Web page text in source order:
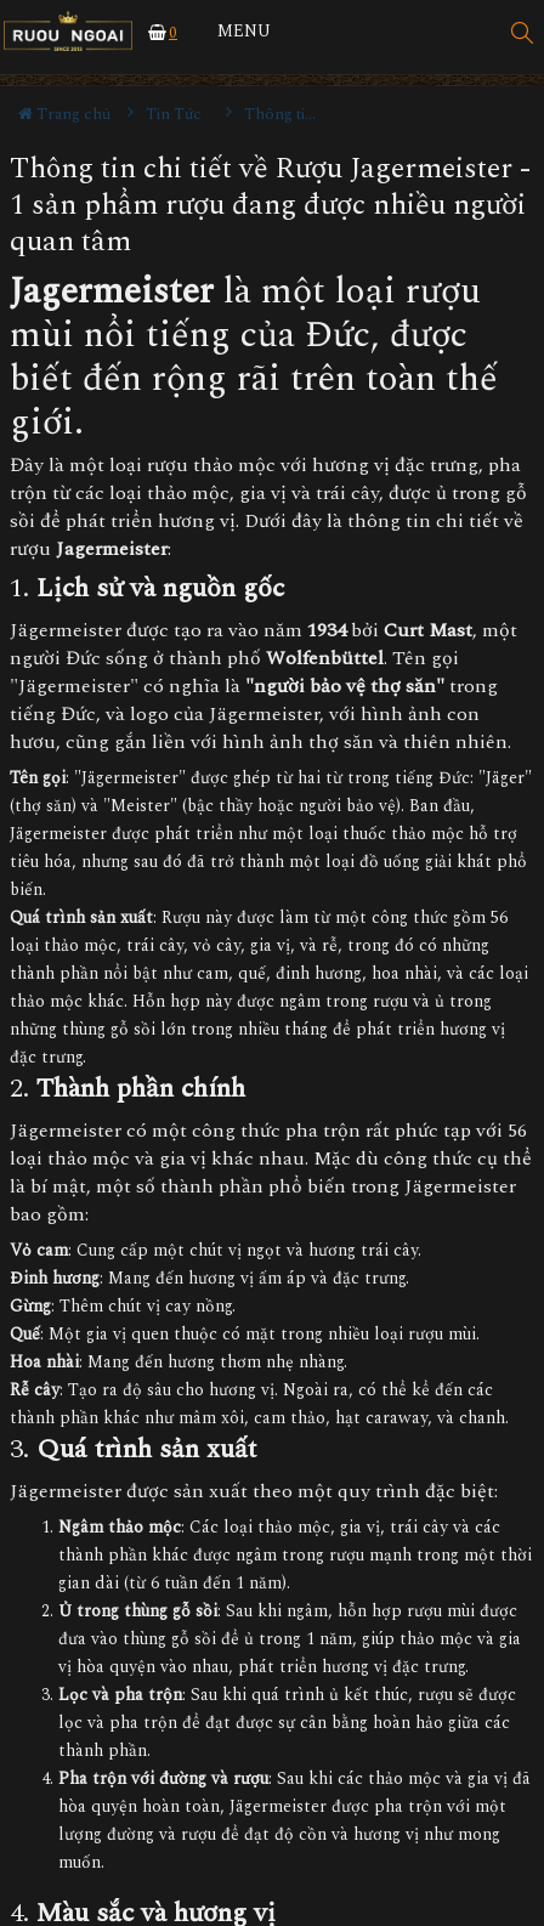
0 MENU
Trang chủ Tin Tức Thông tin Rượu ngoại
Thông tin chi tiết về Rượu Jagermeister -
1 sản phẩm rượu đang được nhiều người
quan tâm
Jagermeisterlà một loại rượu
mùi nổi tiếng của Đức, được
biết đến rộng rãi trên toàn thế
giới.
Đây là một loại rượu thảo mộc với hương vị đặc trưng, pha
trộn từ các loại thảo mộc, gia vị và trái cây, được ủ trong gỗ
sồi để phát triển hương vị. Dưới đây là thông tin chi tiết về
rượu Jagermeister:
1. Lịch sử và nguồn gốc
Jägermeister được tạo ra vào năm 1934bởi Curt Mast, một
người Đức sống ở thành phố Wolfenbüttel. Tên gọi
"Jägermeister" có nghĩa là "người bảo vệ thợ săn"trong
tiếng Đức, và logo của Jägermeister, với hình ảnh con
hươu, cũng gắn liền với hình ảnh thợ săn và thiên nhiên.
Tên gọi: "Jägermeister" được ghép từ hai từ trong tiếng Đức: "Jäger"
(thợ săn) và "Meister" (bậc thầy hoặc người bảo vệ). Ban đầu,
Jägermeister được phát triển như một loại thuốc thảo mộc hỗ trợ
tiêu hóa, nhưng sau đó đã trở thành một loại đồ uống giải khát phổ
biến.
Quá trình sản xuất: Rượu này được làm từ một công thức gồm 56
loại thảo mộc, trái cây, vỏ cây, gia vị, và rễ, trong đó có những
thành phần nổi bật như cam, quế, đinh hương, hoa nhài, và các loại
thảo mộc khác. Hỗn hợp này được ngâm trong rượu và ủ trong
những thùng gỗ sồi lớn trong nhiều tháng để phát triển hương vị
đặc trưng.
2. Thành phần chính
Jägermeister có một công thức pha trộn rất phức tạp với 56
loại thảo mộc và gia vị khác nhau. Mặc dù công thức cụ thể
là bí mật, một số thành phần phổ biến trong Jägermeister
bao gồm:
Vỏ cam: Cung cấp một chút vị ngọt và hương trái cây.
Đinh hương: Mang đến hương vị ấm áp và đặc trưng.
Gừng: Thêm chút vị cay nồng.
Quế: Một gia vị quen thuộc có mặt trong nhiều loại rượu mùi.
Hoa nhài: Mang đến hương thơm nhẹ nhàng.
Rễ cây: Tạo ra độ sâu cho hương vị. Ngoài ra, có thể kể đến các
thành phần khác như mâm xôi, cam thảo, hạt caraway, và chanh.
3. Quá trình sản xuất
Jägermeister được sản xuất theo một quy trình đặc biệt:
Ngâm thảo mộc: Các loại thảo mộc, gia vị, trái cây và các
thành phần khác được ngâm trong rượu mạnh trong một thời
gian dài (từ 6 tuần đến 1 năm).
Ủ trong thùng gỗ sồi: Sau khi ngâm, hỗn hợp rượu mùi được
đưa vào thùng gỗ sồi để ủ trong 1 năm, giúp thảo mộc và gia
vị hòa quyện vào nhau, phát triển hương vị đặc trưng.
Lọc và pha trộn: Sau khi quá trình ủ kết thúc, rượu sẽ được
lọc và pha trộn để đạt được sự cân bằng hoàn hảo giữa các
thành phần.
Pha trộn với đường và rượu: Sau khi các thảo mộc và gia vị đã
hòa quyện hoàn toàn, Jägermeister được pha trộn với một
lượng đường và rượu để đạt độ cồn và hương vị như mong
muốn.
4. Màu sắc và hương vị